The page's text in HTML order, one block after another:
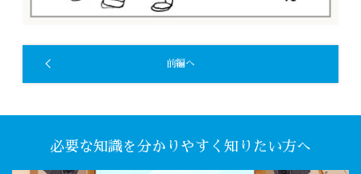
前編へ
必要な知識を分かりやすく知りたい方へ